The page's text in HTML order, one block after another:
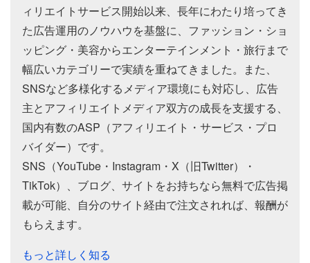
ィリエイトサービス開始以来、長年にわたり培ってき
た広告運用のノウハウを基盤に、ファッション・ショ
ッピング・美容からエンターテインメント・旅行まで
幅広いカテゴリーで実績を重ねてきました。また、
SNSなど多様化するメディア環境にも対応し、広告
主とアフィリエイトメディア双方の成長を支援する、
国内有数のASP（アフィリエイト・サービス・プロ
バイダー）です。
SNS（YouTube・Instagram・X（旧Twitter）・
TikTok）、ブログ、サイトをお持ちなら無料で広告掲
載が可能、自分のサイト経由で注文されれば、報酬が
もらえます。
もっと詳しく知る